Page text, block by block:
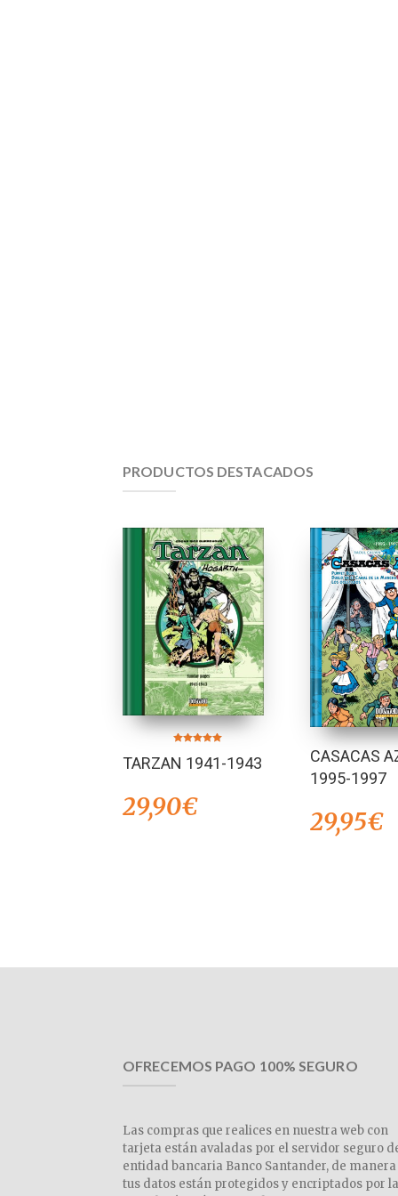
PRODUCTOS DESTACADOS
5.00
de 5
TARZAN 1941-1943
29,90€
CASACAS
1995-1997
29,95€
OFRECEMOS PAGO 100% SEGURO
Las compras que realices en nuestra web con
tarjeta están avaladas por el servidor seguro
entidad bancaria Banco Santander, de manera
tus datos están protegidos y encriptados por la